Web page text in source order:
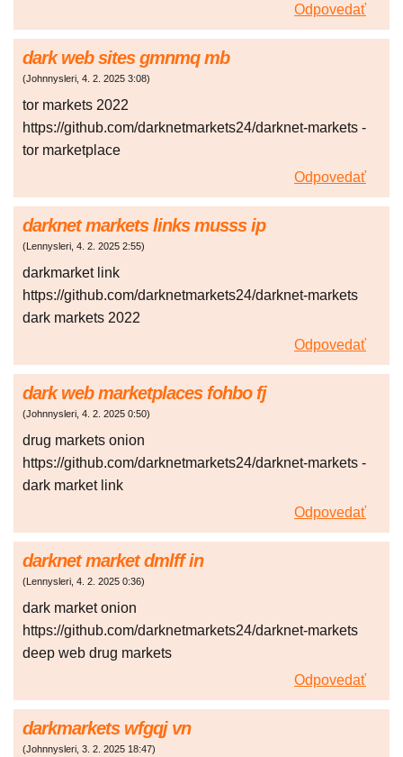
Odpovedať
dark web sites gmnmq mb
(Johnnysleri 4. 2. 2025 3:08)
tor markets 2022
https://github.com/darknetmarkets24/darknet-markets -
tor marketplace
Odpovedať
darknet markets links musss ip
(Lennysleri 4. 2. 2025 2:55)
darkmarket link
https://github.com/darknetmarkets24/darknet-markets
dark markets 2022
Odpovedať
dark web marketplaces fohbo fj
(Johnnysleri 4. 2. 2025 0:50)
drug markets onion
https://github.com/darknetmarkets24/darknet-markets -
dark market link
Odpovedať
darknet market dmlff in
(Lennysleri 4. 2. 2025 0:36)
dark market onion
https://github.com/darknetmarkets24/darknet-markets
deep web drug markets
Odpovedať
darkmarkets wfgqj vn
(Johnnysleri 3. 2. 2025 18:47)